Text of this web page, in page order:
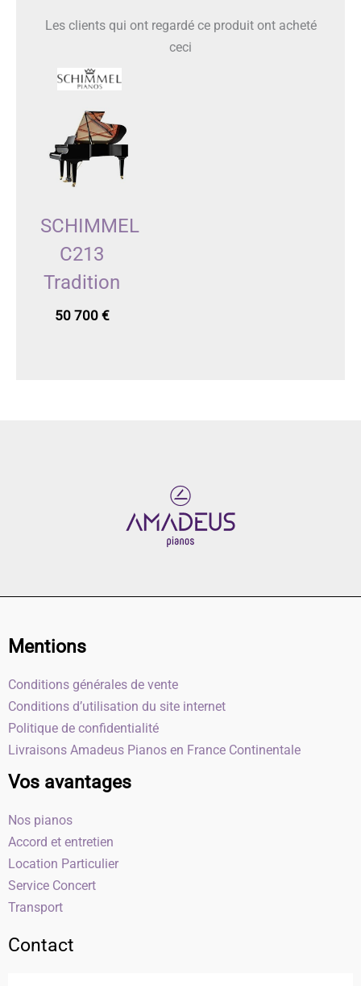
Les clients qui ont regardé ce produit ont acheté
ceci
SCHIMMEL
C213
Tradition
50 700 €
Mentions
Conditions générales de vente
Conditions d’utilisation du site internet
Politique de confidentialité
Livraisons Amadeus Pianos en France Continentale
Vos avantages
Nos pianos
Accord et entretien
Location Particulier
Service Concert
Transport
Contact